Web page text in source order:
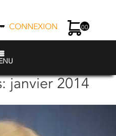
CONNEXION 00
janvier 2014